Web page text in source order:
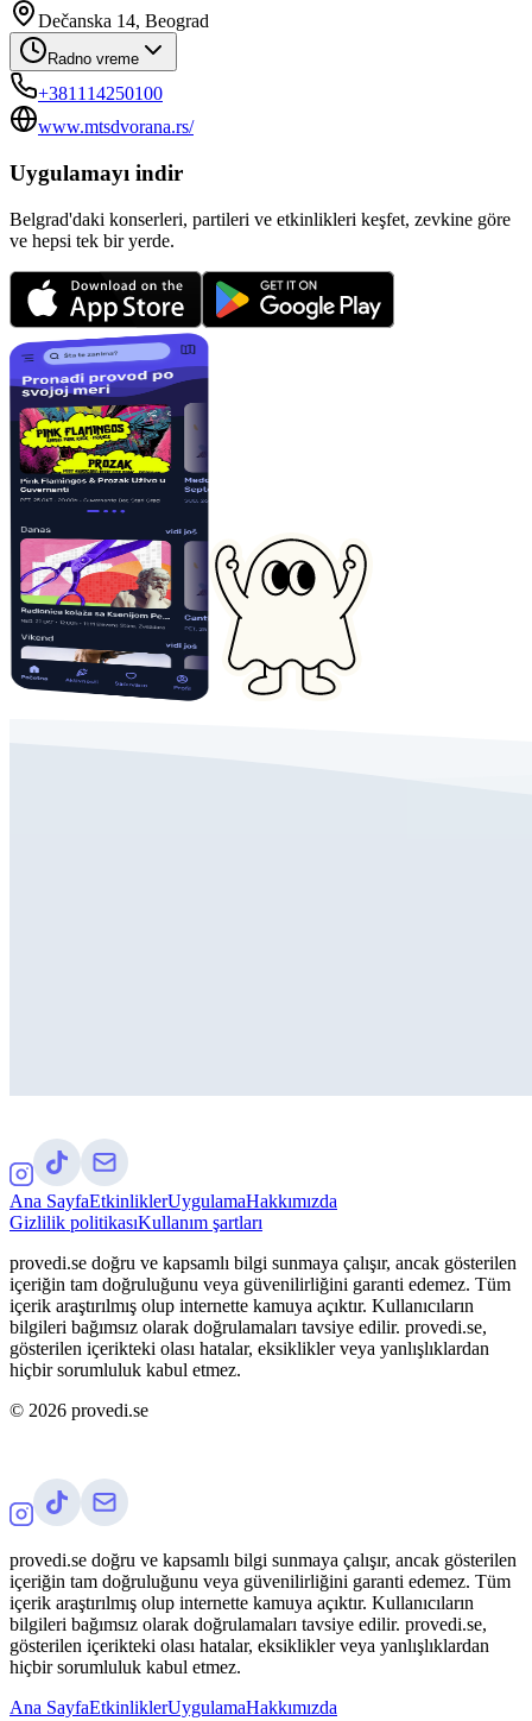
Dečanska 14, Beograd
Radno vreme
+381114250100
www.mtsdvorana.rs/
Uygulamayı indir
Belgrad'daki konserleri, partileri ve etkinlikleri keşfet, zevkine göre
ve hepsi tek bir yerde.
Ana SayfaEtkinliklerUygulamaHakkımızda
Gizlilik politikasıKullanım şartları
provedi.se doğru ve kapsamlı bilgi sunmaya çalışır, ancak gösterilen
içeriğin tam doğruluğunu veya güvenilirliğini garanti edemez. Tüm
içerik araştırılmış olup internette kamuya açıktır. Kullanıcıların
bilgileri bağımsız olarak doğrulamaları tavsiye edilir. provedi.se,
gösterilen içerikteki olası hatalar, eksiklikler veya yanlışlıklardan
hiçbir sorumluluk kabul etmez.
© 2026 provedi.se
provedi.se doğru ve kapsamlı bilgi sunmaya çalışır, ancak gösterilen
içeriğin tam doğruluğunu veya güvenilirliğini garanti edemez. Tüm
içerik araştırılmış olup internette kamuya açıktır. Kullanıcıların
bilgileri bağımsız olarak doğrulamaları tavsiye edilir. provedi.se,
gösterilen içerikteki olası hatalar, eksiklikler veya yanlışlıklardan
hiçbir sorumluluk kabul etmez.
Ana SayfaEtkinliklerUygulamaHakkımızda